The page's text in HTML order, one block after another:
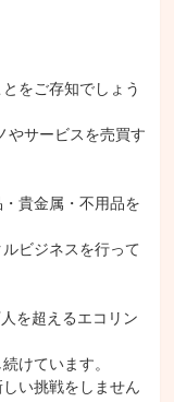
をご存知でしょう
やサービスを売買す
貴金属・不用品を
ビジネスを行って
を超えるエコリン
けています。
い挑戦をしません